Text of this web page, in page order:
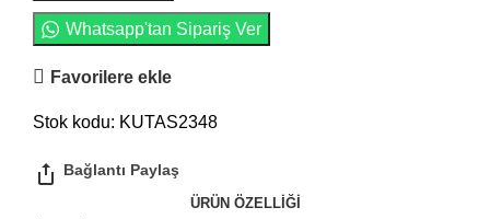
Whatsapp'tan Sipariş Ver
Favorilere ekle
Stok kodu: KUTAS2348
ÜRÜN ÖZELLIĞI